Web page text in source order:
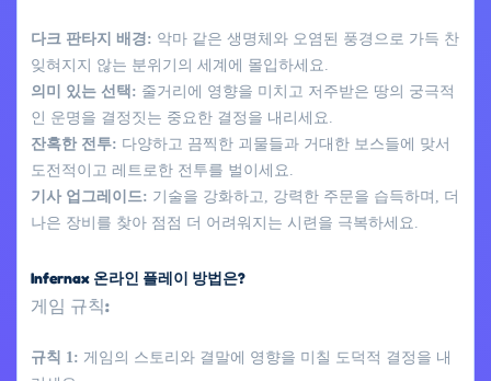
다크 판타지 배경: 악마 같은 생명체와 오염된 풍경으로 가득 찬
잊혀지지 않는 분위기의 세계에 몰입하세요.
의미 있는 선택: 줄거리에 영향을 미치고 저주받은 땅의 궁극적
인 운명을 결정짓는 중요한 결정을 내리세요.
잔혹한 전투: 다양하고 끔찍한 괴물들과 거대한 보스들에 맞서
도전적이고 레트로한 전투를 벌이세요.
기사 업그레이드: 기술을 강화하고, 강력한 주문을 습득하며, 더
나은 장비를 찾아 점점 더 어려워지는 시련을 극복하세요.
Infernax 온라인 플레이 방법은?
게임 규칙:
규칙 1: 게임의 스토리와 결말에 영향을 미칠 도덕적 결정을 내